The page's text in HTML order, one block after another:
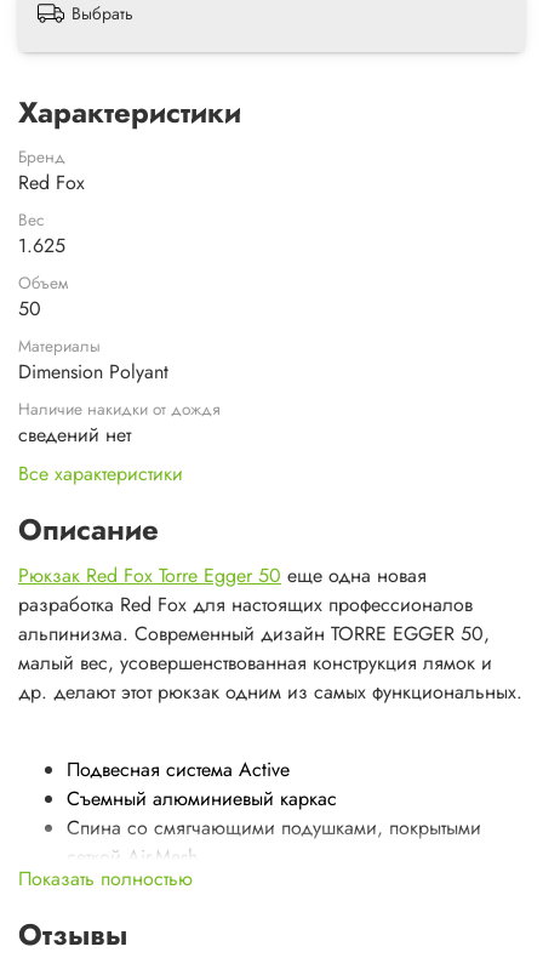
Выбрать
Характеристики
Бренд
Red Fox
Вес
1.625
Объем
50
Материалы
Dimension Polyant
Наличие накидки от дождя
сведений нет
Все характеристики
Описание
Рюкзак Red Fox Torre Egger 50 еще одна новая
разработка Red Fox для настоящих профессионалов
альпинизма. Современный дизайн TORRE EGGER 50,
малый вес, усовершенствованная конструкция лямок и
др. делают этот рюкзак одним из самых функциональных.
Подвесная система Active
Съемный алюминиевый каркас
Спина со смягчающими подушками, покрытыми
сеткой Air-Mesh
Cистема вентиляции спины
формы
Показать полностью
Отзывы